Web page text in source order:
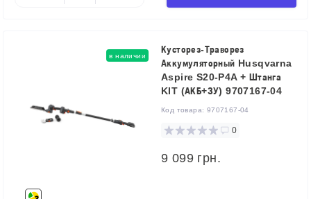
в наличии
Кусторез-Траворез
Аккумуляторный Husqvarna
Aspire S20-P4A + Штанга
KIT (АКБ+ЗУ) 9707167-04
Код товара: 9707167-04
0
9 099 грн.